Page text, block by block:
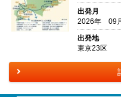
出発月
2026年 09
出発地
東京23区